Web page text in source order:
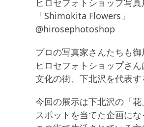
ヒロセフォトショップ写真
「Shimokita Flowers」
@hirosephotoshop
プロの写真家さんたちも
ヒロセフォトショップさん
文化の街、下北沢を代表
今回の展示は下北沢の「花
スポットを当てた企画にな